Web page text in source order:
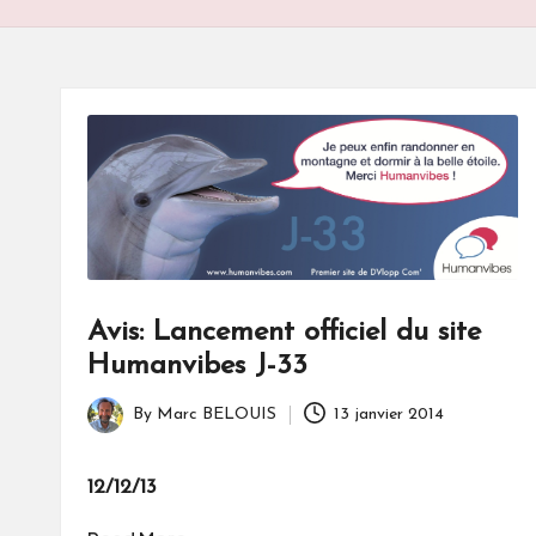
Avis: Lancement officiel du site
Humanvibes J-33
Posted
By Marc BELOUIS 13 janvier 2014
12/12/13